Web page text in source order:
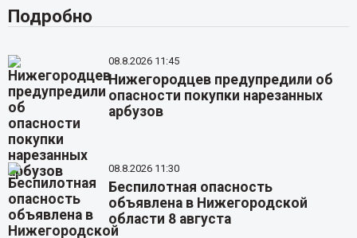
Подробно
08.8.2026 11:45
Нижегородцев предупредили об
опасности покупки нарезанных
арбузов
08.8.2026 11:30
Беспилотная опасность
объявлена в Нижегородской
области 8 августа